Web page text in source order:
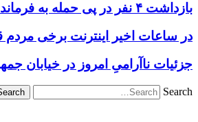
بازداشت ۴ نفر در پی حمله به فرمانداری فسا
در ساعات اخیر اینترنت برخی
جزئیات ناآرامیِ امروز در خیابان
Search